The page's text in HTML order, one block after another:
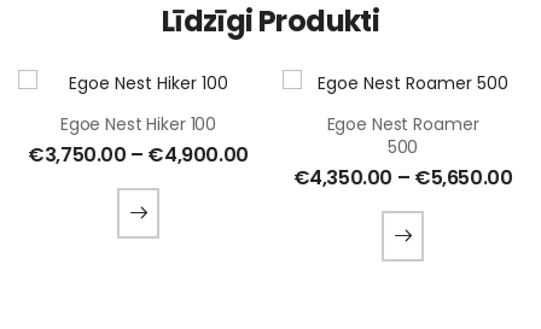
Līdzīgi Produkti
Egoe Nest Hiker 100
€3,750.00 – €4,900.00
Egoe Nest Roamer
500
€4,350.00 – €5,650.00